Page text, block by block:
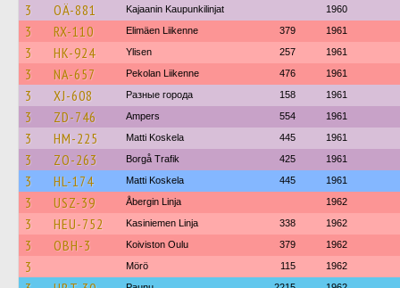
3 OÄ-881 Kajaanin Kaupunkilinjat 1960
3 RX-110 Elimäen Liikenne 379 1961
3 HK-924 Ylisen 257 1961
3 NA-657 Pekolan Liikenne 476 1961
3 XJ-608 Разные города 158 1961
3 ZD-746 Ampers 554 1961
3 HM-225 Matti Koskela 445 1961
3 ZO-263 Borgå Trafik 425 1961
3 HL-174 Matti Koskela 445 1961
3 USZ-39 Åbergin Linja 1962
3 HEU-752 Kasiniemen Linja 338 1962
3 OBH-3 Koiviston Oulu 379 1962
3 Mörö 115 1962